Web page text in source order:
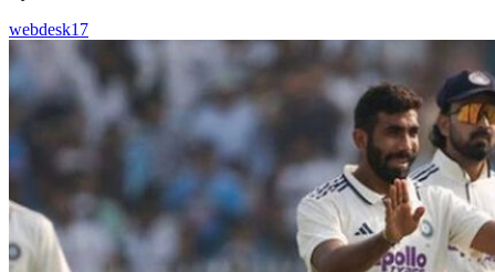
webdesk17